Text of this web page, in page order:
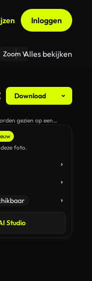
Inloggen
Zoom Virtuele
Alles bekijken
Download
foto.
Studio
gezien op een